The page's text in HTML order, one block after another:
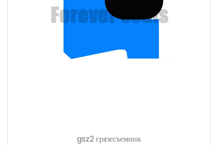
gsz2 грязесъемник